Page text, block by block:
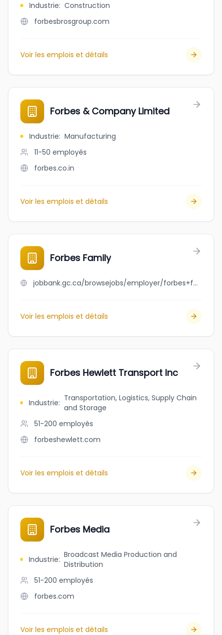
Industrie: Construction
forbesbrosgroup.com
Voir les emplois et détails
Forbes & Company Limited
Industrie: Manufacturing
11-50 employés
forbes.co.in
Voir les emplois et détails
Forbes Family
jobbank.gc.ca/browsejobs/employer/forbes+family/ca
Voir les emplois et détails
Forbes Hewlett Transport Inc
Industrie: Transportation, Logistics, Supply Chain
and Storage
51-200 employés
forbeshewlett.com
Voir les emplois et détails
Forbes Media
Industrie: Broadcast Media Production and
Distribution
51-200 employés
forbes.com
Voir les emplois et détails